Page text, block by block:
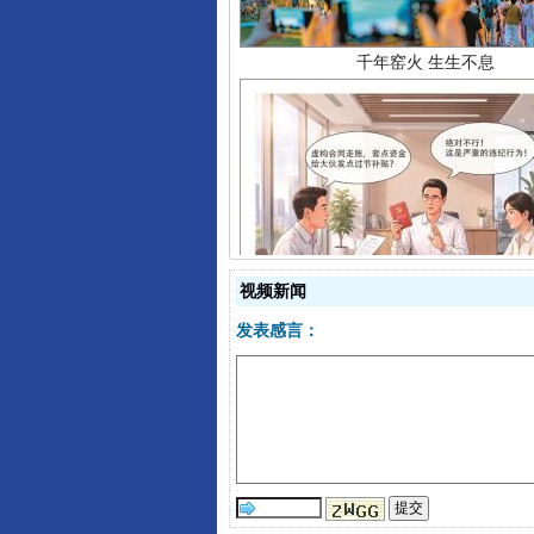
揭开“小金库”的免责幌子
视频新闻
发表感言：